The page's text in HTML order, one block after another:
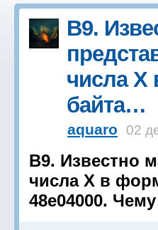
B9.
числа Х
байта…
aquaro 02
B9. Известно
числа Х в
48e04000.